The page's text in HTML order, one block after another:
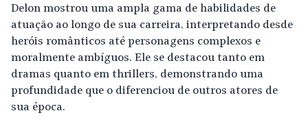
Delon mostrou uma ampla gama de habilidades de
atuação ao longo de sua carreira, interpretando desde
heróis românticos até personagens complexos e
moralmente ambíguos. Ele se destacou tanto em
dramas quanto em thrillers, demonstrando uma
profundidade que o diferenciou de outros atores de
sua época.